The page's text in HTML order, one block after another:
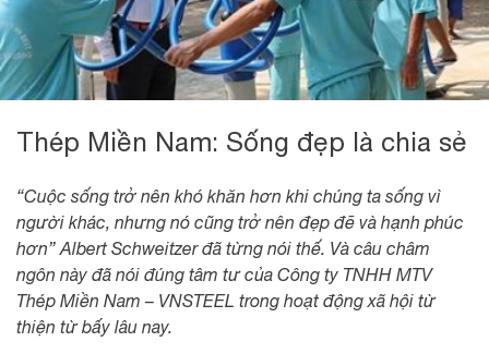
Thép Miền Nam: Sống đẹp là chia sẻ
“Cuộc sống trở nên khó khăn hơn khi chúng ta sống vì
người khác, nhưng nó cũng trở nên đẹp đẽ và hạnh phúc
hơn” Albert Schweitzer đã từng nói thế. Và câu châm
ngôn này đã nói đúng tâm tư của Công ty TNHH MTV
Thép Miền Nam – VNSTEEL trong hoạt động xã hội từ
thiện từ bấy lâu nay.